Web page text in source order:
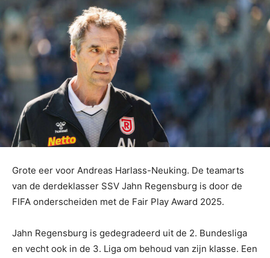
Grote eer voor Andreas Harlass-Neuking. De teamarts
van de derdeklasser SSV Jahn Regensburg is door de
FIFA onderscheiden met de Fair Play Award 2025.
Jahn Regensburg is gedegradeerd uit de 2. Bundesliga
en vecht ook in de 3. Liga om behoud van zijn klasse. Een